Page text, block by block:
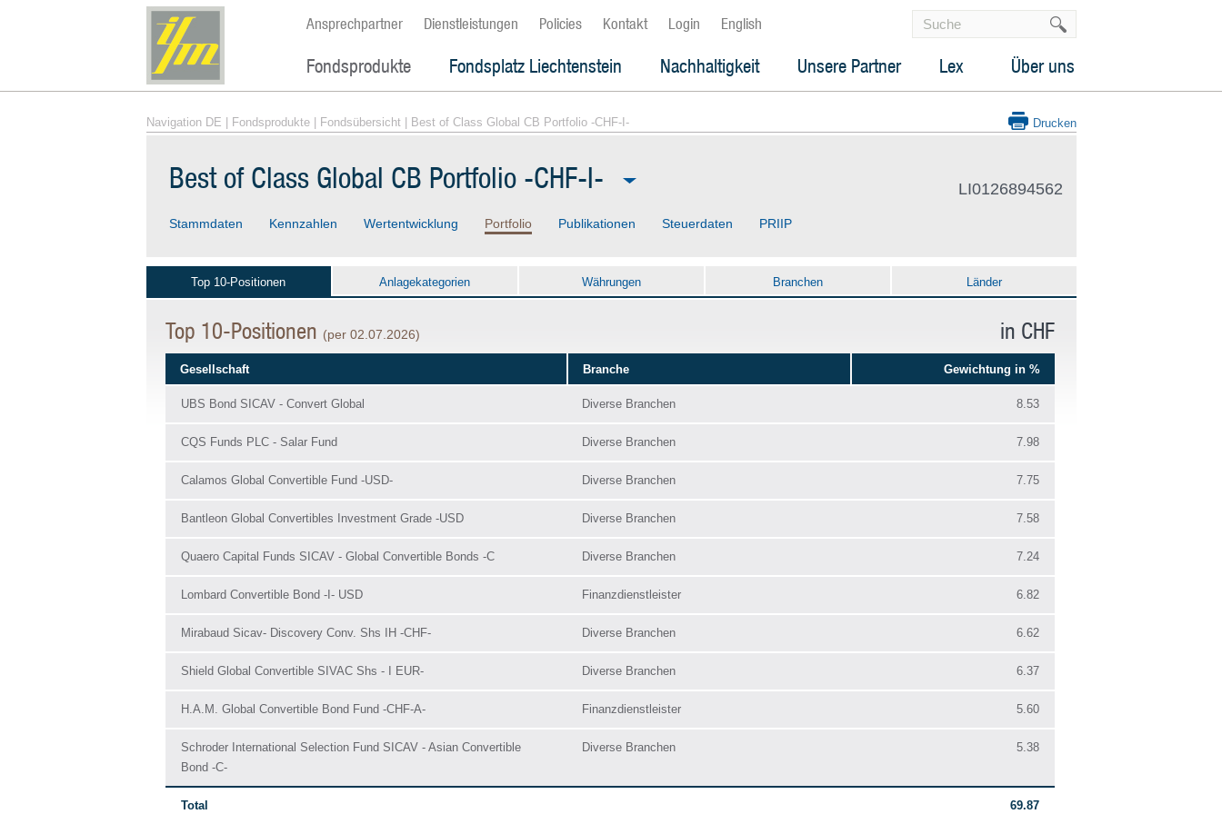
Ansprechpartner Dienstleistungen Policies Kontakt Login English
Fondsprodukte Fondsplatz Liechtenstein Nachhaltigkeit Unsere Partner Lex Über uns
Navigation DE Fondsprodukte| Fondsübersicht| Best of Class Global CB Portfolio -CHF-I- Drucken
Best of Class Global CB Portfolio -CHF-I- LI0126894562
Stammdaten Kennzahlen Wertentwicklung Portfolio Publikationen Steuerdaten PRIIP
Top 10-Positionen Anlagekategorien Währungen Branchen Länder
in CHF
Top 10-Positionen (per 02.07.2026)
Gesellschaft Branche Gewichtung in %
UBS Bond SICAV - Convert Global Diverse Branchen 8.53
CQS Funds PLC - Salar Fund Diverse Branchen 7.98
Calamos Global Convertible Fund -USD- Diverse Branchen 7.75
Bantleon Global Convertibles Investment Grade -USD Diverse Branchen 7.58
Quaero Capital Funds SICAV - Global Convertible Bonds -C Diverse Branchen 7.24
Lombard Convertible Bond -I- USD Finanzdienstleister 6.82
Mirabaud Sicav- Discovery Conv. Shs IH -CHF- Diverse Branchen 6.62
Shield Global Convertible SIVAC Shs - I EUR- Diverse Branchen 6.37
H.A.M. Global Convertible Bond Fund -CHF-A- Finanzdienstleister 5.60
Schroder International Selection Fund SICAV - Asian Convertible
Bond -C-
Diverse Branchen 5.38
Total 69.87